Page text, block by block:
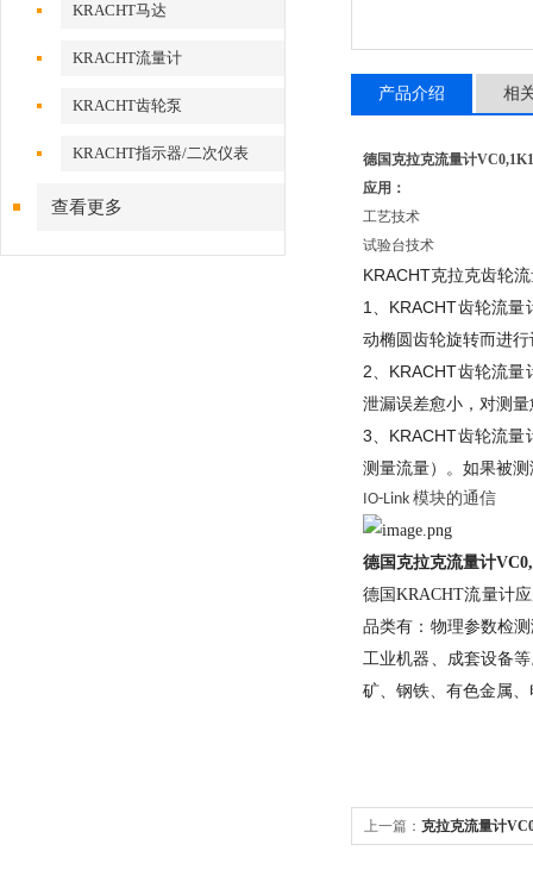
KRACHT马达
KRACHT流量计
KRACHT齿轮泵
KRACHT指示器/二次仪表
查看更多
产品介绍 相
德国克拉克流量计
应用：
工艺技术
试验台技术
KRACHT克拉克齿轮
1、KRACHT齿轮流
动椭圆齿轮旋转而进
2、KRACHT齿轮流
泄漏误差愈小，对测
3、KRACHT齿轮流
测量流量）。如果被
IO-Link 模块的通信
德国克拉克流量计
德国KRACHT流量计
品类有：物理参数检
工业机器、成套设备
矿、钢铁、有色金属
上一篇： 克拉克流量计